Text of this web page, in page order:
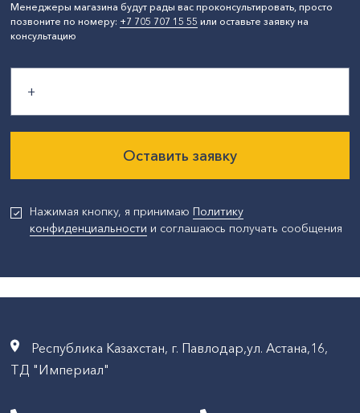
Менеджеры магазина будут рады вас проконсультировать, просто
позвоните по номеру: +7 705 707 15 55 или оставьте заявку на
консультацию
Оставить заявку
Нажимая кнопку, я принимаю Политику
конфиденциальности и соглашаюсь получать сообщения
Республика Казахстан, г. Павлодар,ул. Астана,16,
ТД "Империал"